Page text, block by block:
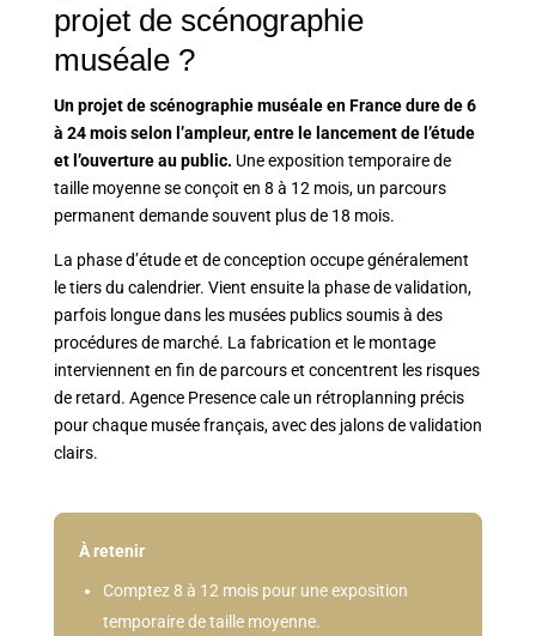
projet de scénographie
muséale ?
Un projet de scénographie muséale en France dure de 6
à 24 mois selon l’ampleur, entre le lancement de l’étude
et l’ouverture au public. Une exposition temporaire de
taille moyenne se conçoit en 8 à 12 mois, un parcours
permanent demande souvent plus de 18 mois.
La phase d’étude et de conception occupe généralement
le tiers du calendrier. Vient ensuite la phase de validation,
parfois longue dans les musées publics soumis à des
procédures de marché. La fabrication et le montage
interviennent en fin de parcours et concentrent les risques
de retard. Agence Presence cale un rétroplanning précis
pour chaque musée français, avec des jalons de validation
clairs.
À retenir
Comptez 8 à 12 mois pour une exposition
temporaire de taille moyenne.